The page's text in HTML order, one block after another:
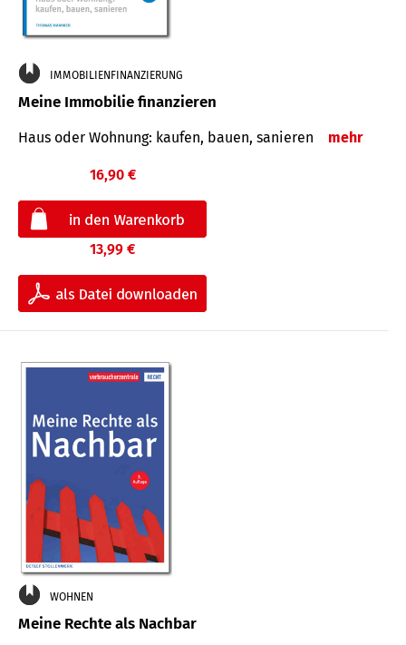
IMMOBILIENFINANZIERUNG
Meine Immobilie finanzieren
Haus oder Wohnung: kaufen, bauen, sanieren mehr
16,90 €
13,99 €
WOHNEN
Meine Rechte als Nachbar